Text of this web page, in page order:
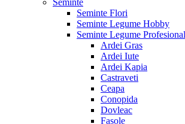
Seminte Flori
Seminte Legume Hobby
Seminte Legume
Ardei Gras
Ardei Iute
Ardei Kapia
Castraveti
Ceapa
Conopida
Dovleac
Fasole